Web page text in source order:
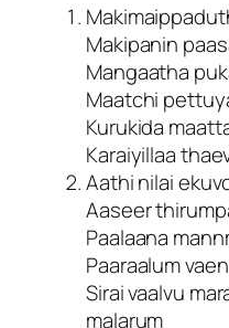
Makipanin
Mangaatha
Maatchi
Kurukida
Karaiyillaa
Aathi nilai
Aaseer
Paalaana
Paaraalum
Sirai vaalvu
malarum